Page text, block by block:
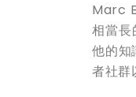
Marc
相當長
他的
者社群